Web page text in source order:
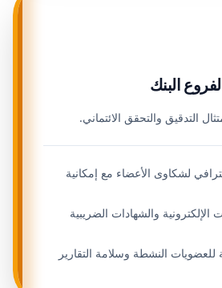
البنك
التدقيق والتحقق الائتماني.
لشكاوى الأعضاء مع إمكانية
الإلكترونية والشهادات الضريبية
النشطة وسلامة التقارير